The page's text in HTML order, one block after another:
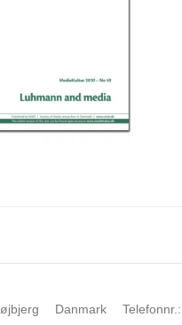
Danmark Telefonnr. :